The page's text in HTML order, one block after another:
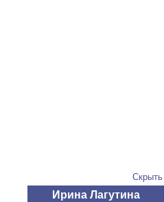
Скрыть
Ирина Лагутина